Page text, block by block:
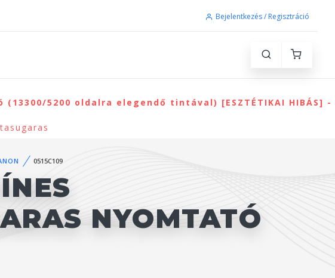
Bejelentkezés / Regisztráció
5200 oldalra elegendő tintával) [ESZTÉTIKAI HIBÁS] -
0515C109
NYOMTATÓ